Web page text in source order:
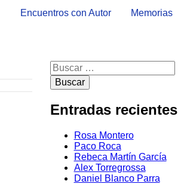
Encuentros con Autor Memorias
Buscar:
Entradas recientes
Rosa Montero
Paco Roca
Rebeca Martín García
Alex Torregrossa
Daniel Blanco Parra